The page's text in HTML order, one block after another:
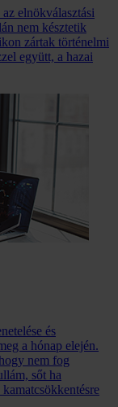
elnökválasztási
nem késztetik
zártak történelmi
együtt, a hazai
és
a hónap elején.
nem fog
sőt ha